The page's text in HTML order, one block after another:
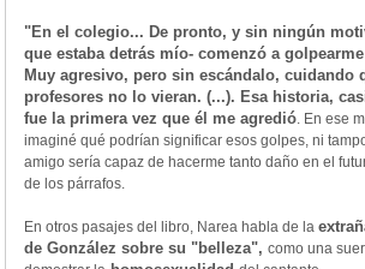
"En el colegio... De pronto, y sin ningún
que estaba detrás mío- comenzó a
Muy agresivo, pero sin escándalo, cuidando
profesores no lo vieran. (...). Esa historia,
fue la primera vez que él me agredió. En ese
imaginé qué podrían significar esos golpes, ni
amigo sería capaz de hacerme tanto daño en el
de los párrafos.
En otros pasajes del libro, Narea habla de la
de González sobre su "belleza", como una